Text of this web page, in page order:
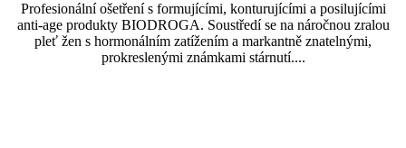
Profesionální ošetření s formujícími, konturujícími a posilujícími
anti-age produkty BIODROGA. Soustředí se na náročnou zralou
pleť žen s hormonálním zatížením a markantně znatelnými,
prokreslenými známkami stárnutí....